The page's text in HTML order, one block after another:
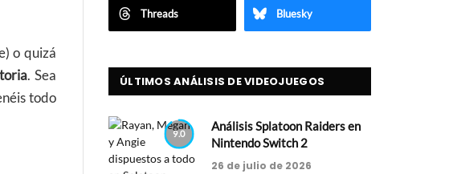
o quizá
. Sea
todo
Threads Bluesky
ÚLTIMOS ANÁLISIS DE VIDEOJUEGOS
9.0
Análisis Splatoon Raiders en
Nintendo Switch 2
26 de julio de 2026